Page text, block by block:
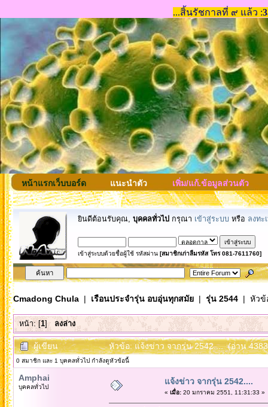
หน้าแรกเว็บบอร์ด แนะนำตัว เพิ่ม/แก้.ข้อมูลส่วนตัว
ยินดีต้อนรับคุณ, บุคคลทั่วไป กรุณา เข้าสู่ระบบ หรือ ลงทะ
เข้าสู่ระบบด้วยชื่อผู้ใช้ รหัสผ่าน [สมาชิกเก่าลืมรหัส โทร 081-7611760]
Cmadong Chula| เรือนประจำรุ่น อบอุ่นทุกสมัย| รุ่น 2544| หัวข้
หน้า: [1] ลงล่าง
ผู้เขียน หัวข้อ: แจ้งข่าว จากรุ่น 2542.... (อ่าน
0 สมาชิก และ 1 บุคคลทั่วไป กำลังดูหัวข้อนี้
Amphai
บุคคลทั่วไป
แจ้งข่าว จากรุ่น 2542....
« เมื่อ:20 มกราคม 2551, 11:31:33 »